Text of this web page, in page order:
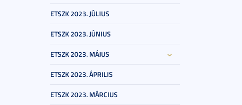
ETSZK 2023. JÚLIUS
ETSZK 2023. JÚNIUS
ETSZK 2023. MÁJUS
ETSZK 2023. ÁPRILIS
ETSZK 2023. MÁRCIUS